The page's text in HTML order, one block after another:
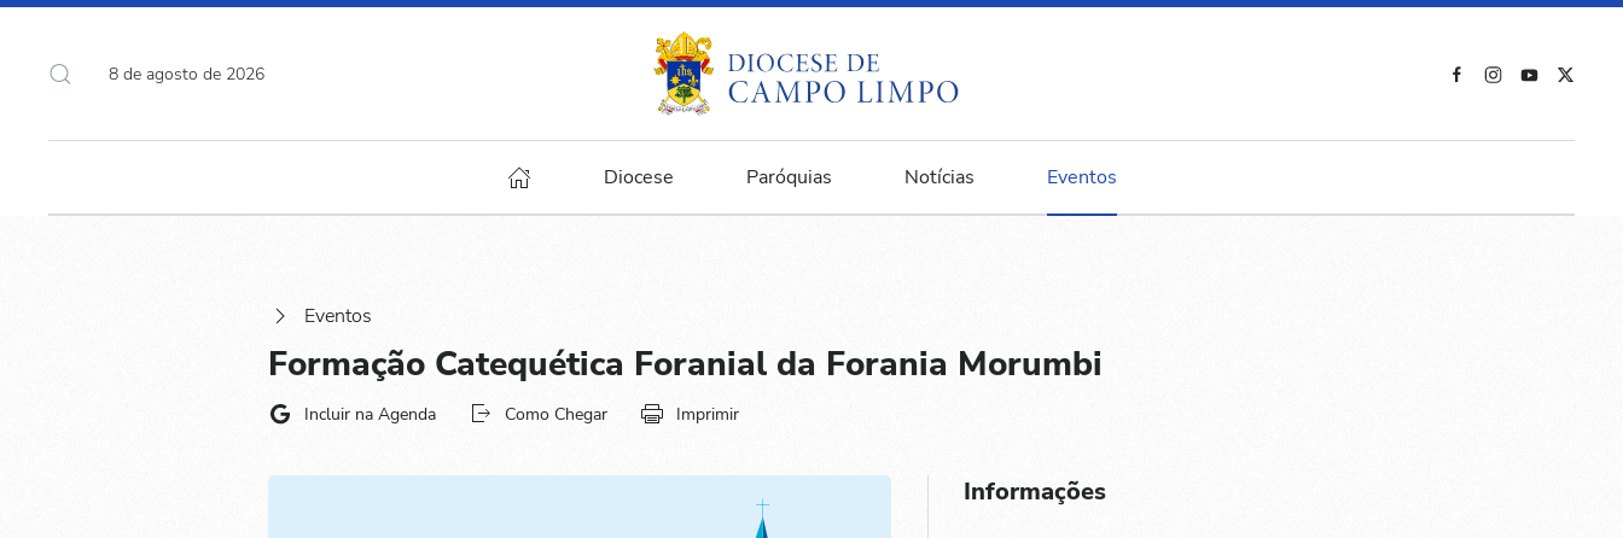
8 de agosto de 2026
Diocese Paróquias Notícias Eventos
Eventos
Formação Catequética Foranial da Forania Morumbi
Incluir na Agenda Como Chegar Imprimir
Informações